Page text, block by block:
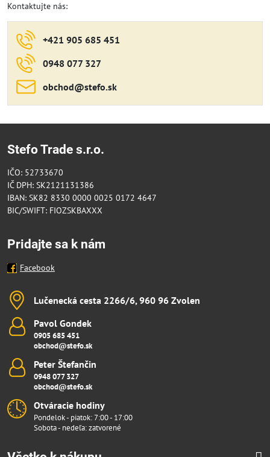
Kontaktujte nás:
+421 905 685 451
0948 077 327
obchod​@stefo​.sk
Stefo Trade s.r.o.
IČO: 52733670
IČ DPH: SK2121131386
IBAN: SK82 8330 0000 0025 0172 4647
BIC/SWIFT: FIOZSKBAXXX
Pridajte sa k nám
Facebook
Lučenecká cesta 2266/6, 960 96 Zvolen
Pavol Gondek
0905 685 451
obchod@stefo.sk
Peter Štefančin
0948 077 327
obchod@stefo.sk
Otváracie hodiny
Pondelok - piatok: 7:00 - 17:00
Sobota - nedeľa: zatvorené